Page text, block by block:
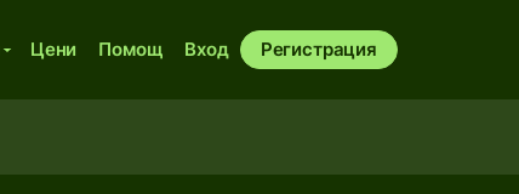
Цени Помощ Вход Регистрация